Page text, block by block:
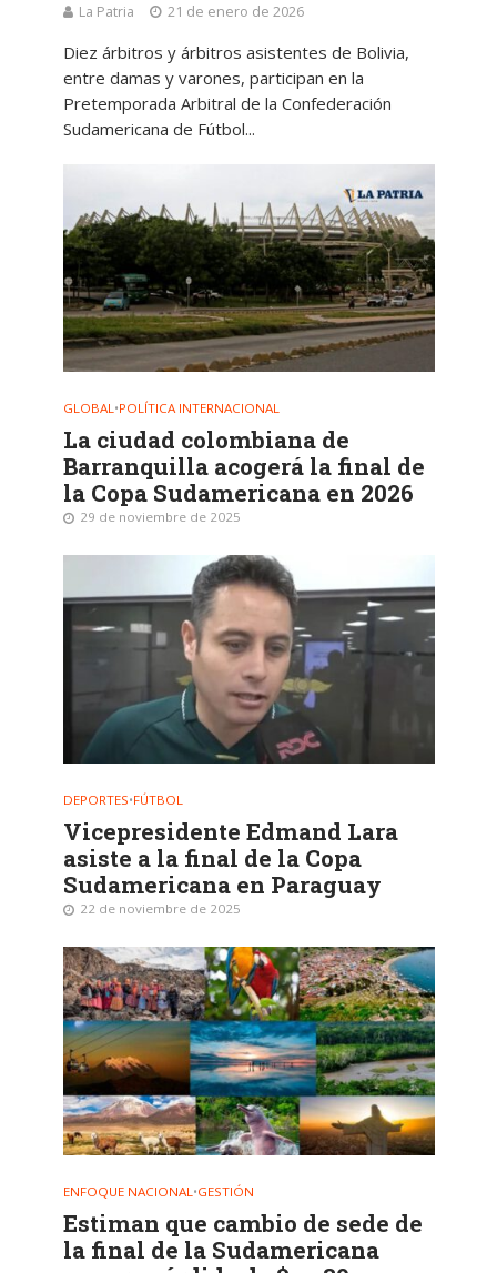
La Patria 21 de enero de 2026
Diez árbitros y árbitros asistentes de Bolivia,
entre damas y varones, participan en la
Pretemporada Arbitral de la Confederación
Sudamericana de Fútbol...
GLOBAL•POLÍTICA INTERNACIONAL
La ciudad colombiana de
Barranquilla acogerá la final de
la Copa Sudamericana en 2026
29 de noviembre de 2025
DEPORTES•FÚTBOL
Vicepresidente Edmand Lara
asiste a la final de la Copa
Sudamericana en Paraguay
22 de noviembre de 2025
ENFOQUE NACIONAL •GESTIÓN
Estiman que cambio de sede de
la final de la Sudamericana